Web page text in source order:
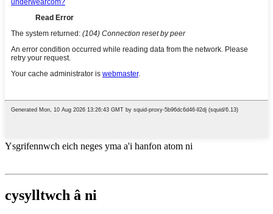
Ysgrifennwch eich neges yma a'i hanfon atom ni
cysylltwch â ni